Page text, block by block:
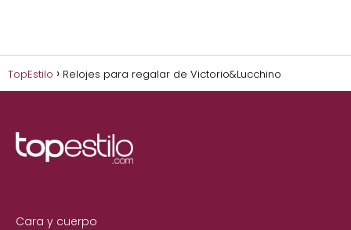
TopEstilo Relojes para regalar de Victorio&Lucchino
Cara y cuerpo